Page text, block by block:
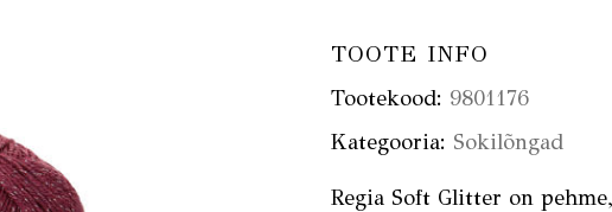
TOOTE INFO
Tootekood: 9801176
Kategooria: Sokilõngad
Regia Soft Glitter on